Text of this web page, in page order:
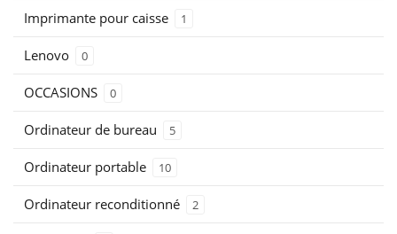
Imprimante pour caisse 1
Lenovo 0
OCCASIONS 0
Ordinateur de bureau 5
Ordinateur portable 10
Ordinateur reconditionné 2